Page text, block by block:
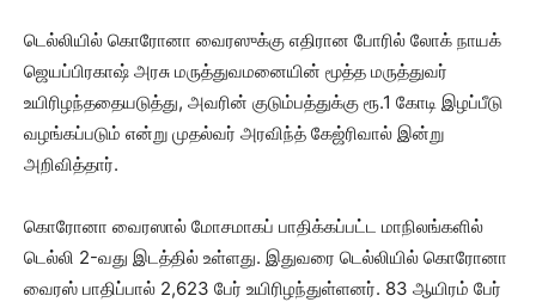
டெல்லியில் கொரோனா வைரஸுக்கு எதிரான போரில் லோக் நாயக்
ஜெயப்பிரகாஷ் அரசு மருத்துவமனையின் மூத்த மருத்துவர்
உயிரிழந்ததையடுத்து, அவரின் குடும்பத்துக்கு ரூ.1 கோடி இழப்பீடு
வழங்கப்படும் என்று முதல்வர் அரவிந்த் கேஜ்ரிவால் இன்று
அறிவித்தார்.
கொரோனா வைரஸால் மோசமாகப் பாதிக்கப்பட்ட மாநிலங்களில்
டெல்லி 2-வது இடத்தில் உள்ளது. இதுவரை டெல்லியில் கொரோனா
வைரஸ் பாதிப்பால் 2,623 பேர் உயிரிழந்துள்ளனர். 83 ஆயிரம் பேர்